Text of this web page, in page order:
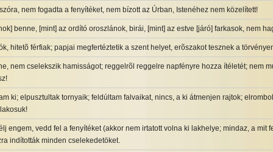
nem fogadta a fenyítéket, nem bízott az Úrban, Istenéhez nem közelített!
benne, [mint] az ordító oroszlánok, birái, [mint] az estve [járó] farkasok, nem
hitetõ férfiak; papjai megfertéztetik a szent helyet, erõszakot tesznek a
nem cselekszik hamisságot; reggelrõl reggelre napfényre hozza ítéletét; nem
ki; elpusztultak tornyaik; feldúltam falvaikat, nincs, a ki átmenjen rajtok;
engem, vedd fel a fenyítéket (akkor nem irtatott volna ki lakhelye; mindaz, a mit
indították minden cselekedetöket.